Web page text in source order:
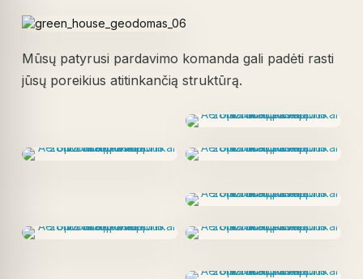
Mūsų patyrusi pardavimo komanda gali padėti rasti
jūsų poreikius atitinkančią struktūrą.